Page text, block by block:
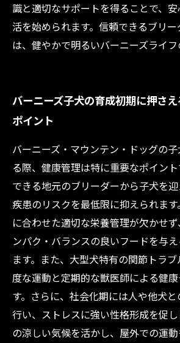
識と適切なサポートを得ることで、
活を始められます。信頼できるブリ
は、健やかで明るいバーニーズライフ
バーニーズ子犬の育成初期に押さ
ポイント
バーニーズ・マウンテン・ドッグの
る際、健康管理は特に重要なポイン
できる地元のブリーダーから子犬を
疾患のリスクを最低限に抑えられま
に合わせた適切な栄養管理が欠かせ
ンパク・バランスの良いフードを与
ます。また、大型犬特有の関節トラ
度な運動と定期的な獣医師による健
す。さらに、社会化期には人や他犬
行い、ストレスに強い性格形成を促
の涼しい気候を活かし、屋外での運